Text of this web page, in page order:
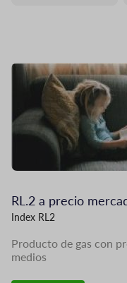
Imagen
RL.2 a precio
Index RL2
Producto de gas con
medios